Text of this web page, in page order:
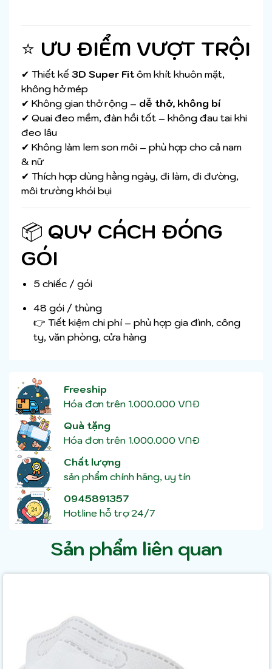
⭐ ƯU ĐIỂM VƯỢT TRỘI
✔ Thiết kế 3D Super Fitôm khít khuôn mặt,
không hở mép
✔ Không gian thở rộng – dễ thở, không bí
✔ Quai đeo mềm, đàn hồi tốt – không đau tai khi
đeo lâu
✔ Không làm lem son môi – phù hợp cho cả nam
& nữ
✔ Thích hợp dùng hằng ngày, đi làm, đi đường,
môi trường khói bụi
📦 QUY CÁCH ĐÓNG
GÓI
5 chiếc / gói
48 gói / thùng
👉 Tiết kiệm chi phí – phù hợp gia đình, công
ty, văn phòng, cửa hàng
Freeship
Hóa đơn trên 1.000.000 VNĐ
Quà tặng
Hóa đơn trên 1.000.000 VNĐ
Chất lượng
sản phẩm chính hãng, uy tín
0945891357
Hotline hỗ trợ 24/7
Sản phẩm liên quan